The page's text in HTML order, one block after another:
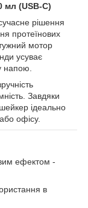
мл (USB-C)
рішення
протеїнових
мотор
усуває
напою.
Завдяки
ідеально
офісу.
ефектом -
в